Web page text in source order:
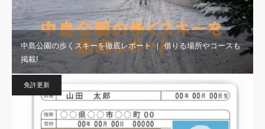
中島公園の歩くスキーを徹底レポート ｜ 借りる場所やコースも
掲載!
免許更新